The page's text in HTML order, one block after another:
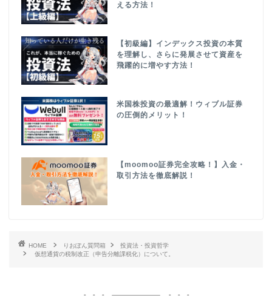
える方法！
【初級編】インデックス投資の本質
を理解し、さらに発展させて資産を
飛躍的に増やす方法！
米国株投資の最適解！ウィブル証券
の圧倒的メリット！
【moomoo証券完全攻略！】入金・
取引方法を徹底解説！
HOME りおぽん質問箱
投資法・投資哲学
仮想通貨の税制改正（申告分離課税化）について。